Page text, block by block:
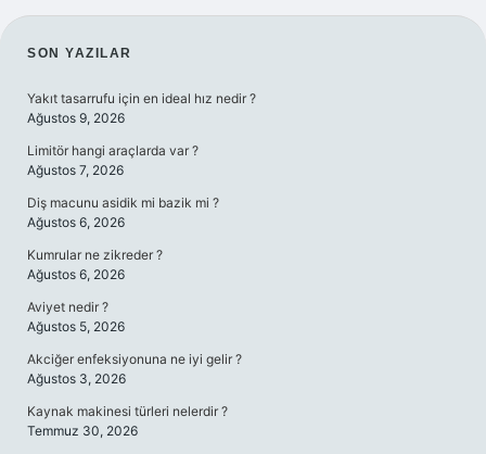
SIDEBAR
SON YAZILAR
Yakıt tasarrufu için en ideal hız nedir ?
Ağustos 9, 2026
Limitör hangi araçlarda var ?
Ağustos 7, 2026
Diş macunu asidik mi bazik mi ?
Ağustos 6, 2026
Kumrular ne zikreder ?
Ağustos 6, 2026
Aviyet nedir ?
Ağustos 5, 2026
Akciğer enfeksiyonuna ne iyi gelir ?
Ağustos 3, 2026
Kaynak makinesi türleri nelerdir ?
Temmuz 30, 2026